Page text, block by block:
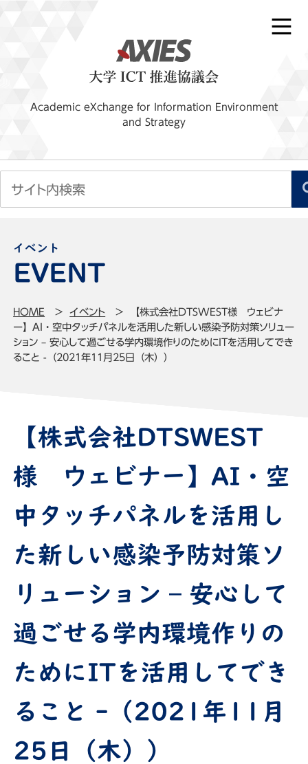
Academic eXchange for Information Environment
and Strategy
イベント
HOME イベント
【株式会社DTSWEST様 ウェビナ
ー】AI・空中タッチパネルを活用した新しい感染予防対策ソリュー
ション – 安心して過ごせる学内環境作りのためにITを活用してでき
ること -（2021年11月25日（木））
【株式会社DTSWEST
様 ウェビナー】AI・空
中タッチパネルを活用し
た新しい感染予防対策ソ
リューション – 安心して
過ごせる学内環境作りの
ためにITを活用してでき
ること -（2021年11月
25日（木））